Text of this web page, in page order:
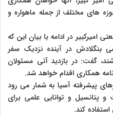
های مختلف از جمله ماهواره و
امیرکبیر در ادامه با بیان این که
بنگلادش در آینده نزدیک سفر
گفت: در بازدید آتی مسئولان
همکاری اقدام خواهد شد.
پیشرفته آسیا به شمار می رود
و پتانسیل و توانایی علمی برای
کند.